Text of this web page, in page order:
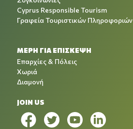
Cyprus Responsible Tourism
Γραφεία Τουριστικών Πληροφοριών
ΜΕΡΗ ΓΙΑ ΕΠΙΣΚΕΨΗ
Επαρχίες & Πόλεις
Χωριά
Διαμονή
JOIN US